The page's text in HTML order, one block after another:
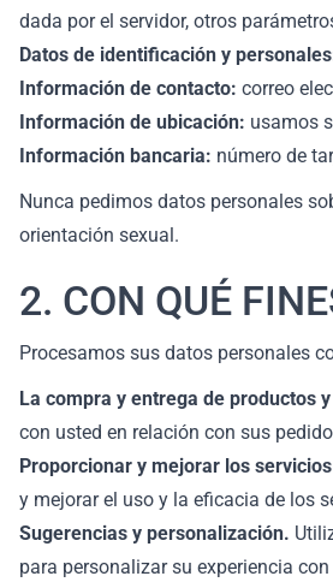
dada por el servidor, otros
Datos de identificación y
Información de contacto: correo
Información de ubicación: usamos
Información bancaria: número de
Nunca pedimos datos personales
orientación sexual.
2. CON QUÉ
Procesamos sus datos personales
La compra y entrega de productos
con usted en relación con sus
Proporcionar y mejorar los
y mejorar el uso y la eficacia de los
Sugerencias y personalización.
para personalizar su experiencia con